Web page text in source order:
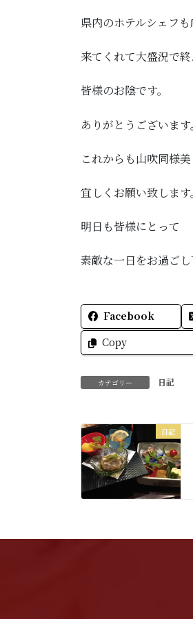
県内のホテルシェフ
来てくれて大盛況で終
皆様のお陰です。
ありがとうございます。
これからも山吹同様
宜しくお願い致します。
明日も皆様にとって
素敵な一日をお過ご
Facebook
Copy
カテゴリー 日記
日記